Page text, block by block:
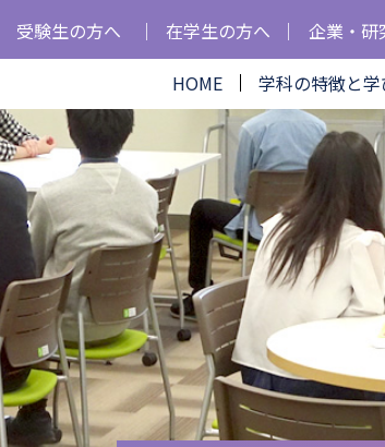
HOME 学科の特徴と
受験生の方へ 在学生の方へ 企業・研